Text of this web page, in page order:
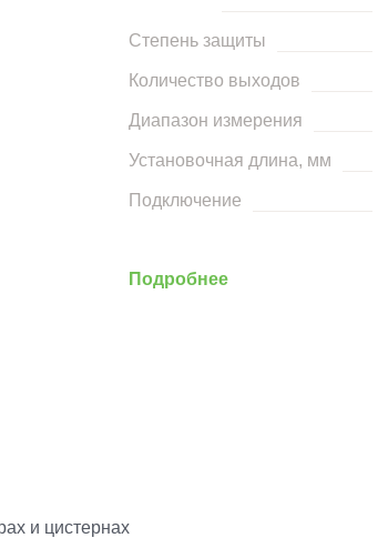
Степень защиты
Количество выходов
Диапазон измерения
Установочная длина, мм
Подключение
Подробнее
и цистернах